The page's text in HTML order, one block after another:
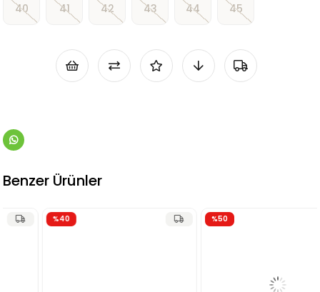
40 41 42 43 44 45
Benzer Ürünler
%40 %50